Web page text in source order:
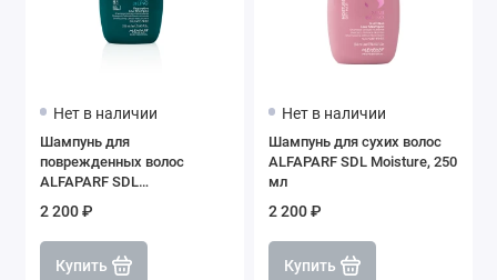
Нет в наличии
Шампунь для
поврежденных волос
ALFAPARF SDL
2 200 ₽
Купить
Нет в наличии
Шампунь для сухих волос
ALFAPARF SDL Moisture, 250
мл
2 200 ₽
Купить